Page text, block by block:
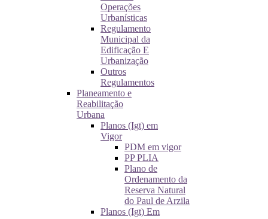
Operações
Urbanísticas
Regulamento
Municipal da
Edificação E
Urbanização
Outros
Regulamentos
Planeamento e
Reabilitação
Urbana
Planos (Igt) em
Vigor
PDM em vigor
PP PLIA
Plano de
Ordenamento da
Reserva Natural
do Paul de Arzila
Planos (Igt) Em